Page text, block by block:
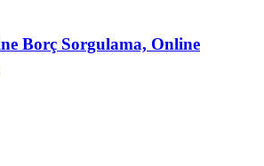
Borç Sorgulama, Online